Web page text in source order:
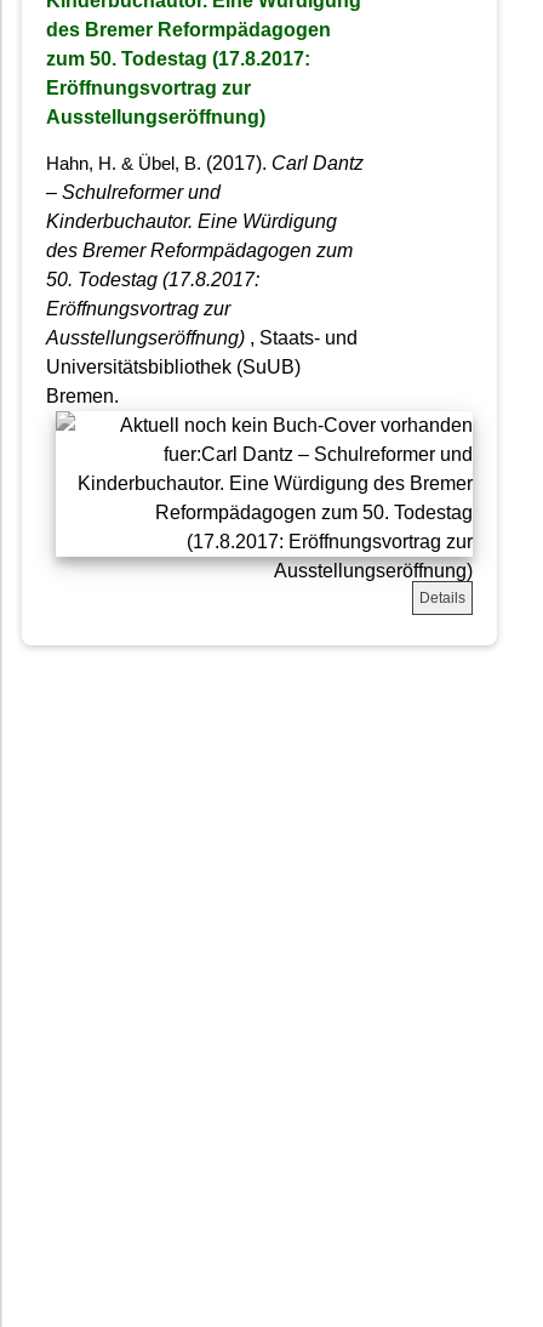
des Bremer Reformpädagogen
zum 50. Todestag (17.8.2017:
Eröffnungsvortrag zur
Ausstellungseröffnung)
Hahn, H. & Übel, B. (2017). Carl Dantz
– Schulreformer und
Kinderbuchautor. Eine Würdigung
des Bremer Reformpädagogen zum
50. Todestag (17.8.2017:
Eröffnungsvortrag zur
Ausstellungseröffnung) , Staats- und
Universitätsbibliothek (SuUB)
Bremen.
Details